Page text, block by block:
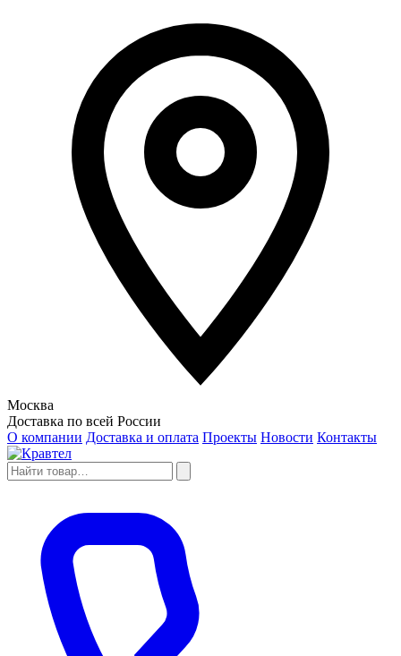
Москва
Доставка по всей России
О компании Доставка и оплата Проекты Новости Контакты